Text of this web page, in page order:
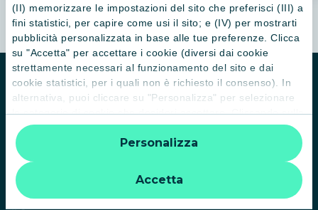
(II) memorizzare le impostazioni del sito che preferisci (III) a
fini statistici, per capire come usi il sito; e (IV) per mostrarti
pubblicità personalizzata in base alle tue preferenze. Clicca
su "Accetta" per accettare i cookie (diversi dai cookie
strettamente necessari al funzionamento del sito e dai
cookie statistici, per i quali non è richiesto il consenso). In
alternativa, puoi cliccare su "Personalizza" per selezionare
le categorie di cookie che desideri accettare. Cliccando sulla
“X” le impostazioni predefinite vengono lasciate invariate e
quindi la navigazione può continuare senza cookie o altri
strumenti di tracciamento diversi da quelli tecnici. Per
ulteriori informazioni:
informativa privacy
Accetta
Personalizza